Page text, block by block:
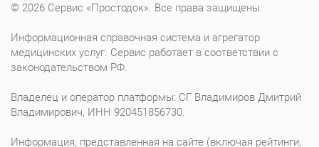
© 2026 Сервис «Простодок». Все права защищены.
Информационная справочная система и агрегатор
медицинских услуг. Сервис работает в соответствии с
законодательством РФ.
Владелец и оператор платформы: СГ Владимиров Дмитрий
Владимирович, ИНН 920451856730.
Информация, представленная на сайте (включая рейтинги,